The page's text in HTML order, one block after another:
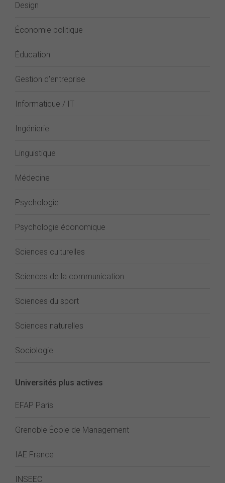
Design
Économie politique
Éducation
Gestion d'entreprise
Informatique / IT
Ingénierie
Linguistique
Médecine
Psychologie
Psychologie économique
Sciences culturelles
Sciences de la communication
Sciences du sport
Sciences naturelles
Sociologie
Universités plus actives
EFAP Paris
Grenoble École de Management
IAE France
INSEEC